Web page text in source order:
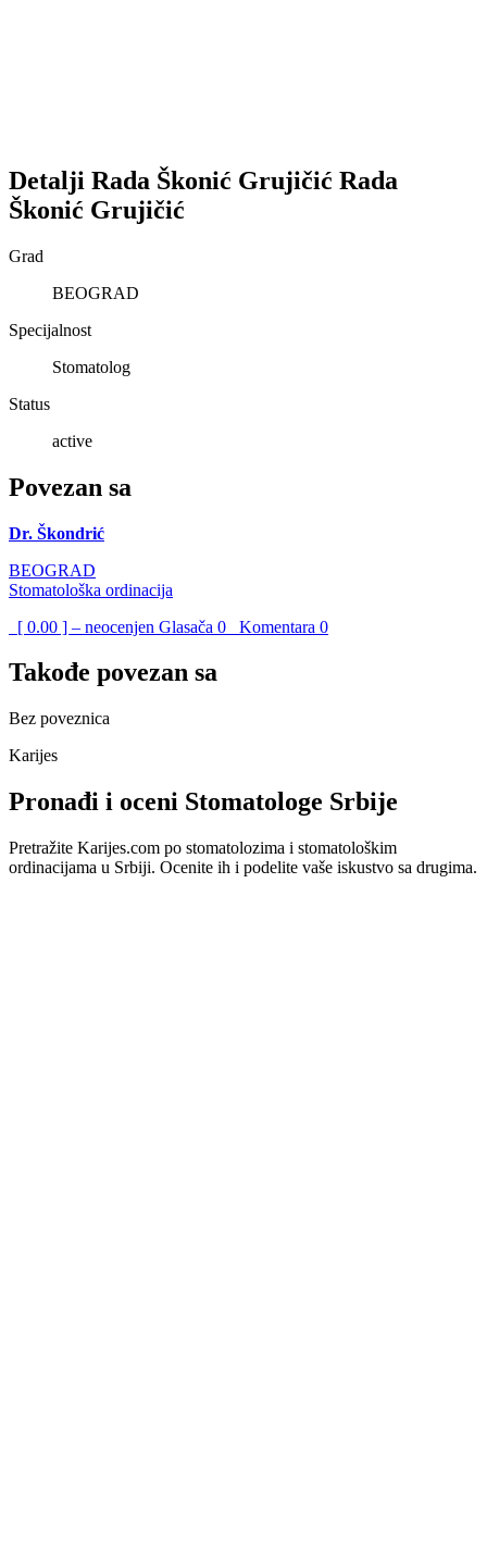
Detalji Rada Škonić Grujičić Rada
Škonić Grujičić
Grad
BEOGRAD
Specijalnost
Stomatolog
Status
active
Povezan sa
Dr. Škondrić
BEOGRAD
Stomatološka ordinacija
[ 0.00 ] – neocenjen Glasača 0 Komentara 0
Takođe povezan sa
Bez poveznica
Karijes
Pronađi i oceni Stomatologe Srbije
Pretražite Karijes.com po stomatolozima i stomatološkim
ordinacijama u Srbiji. Ocenite ih i podelite vaše iskustvo sa drugima.